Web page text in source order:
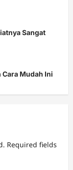
Sangat
Mudah Ini
Required fields